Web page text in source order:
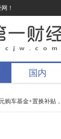
！
国内
购车基金+置换补贴